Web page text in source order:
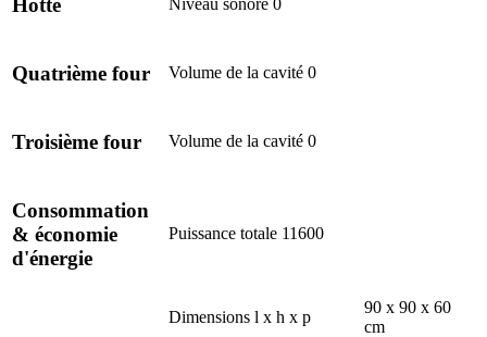
Quatrième four Volume de la cavité 0
Troisième four Volume de la cavité 0
Consommation
& économie
d'énergie
Puissance totale 11600
Dimensions l x h x p
90 x 90 x 60
cm